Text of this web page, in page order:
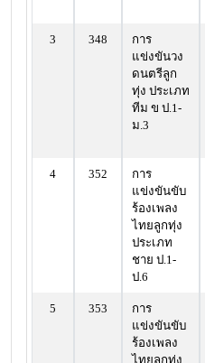
3 348
การ
แข่งขันวง
ดนตรีลูก
ทุ่ง ประเภท
ทีม ข ป.1-
ม.3
4 352
การ
แข่งขันขับ
ร้องเพลง
ไทยลูกทุ่ง
ประเภท
ชาย ป.1-
ป.6
5 353
การ
แข่งขันขับ
ร้องเพลง
ไทยลูกทุ่ง